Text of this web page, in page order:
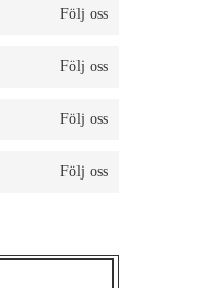
Följ oss
Följ oss
Följ oss
Följ oss